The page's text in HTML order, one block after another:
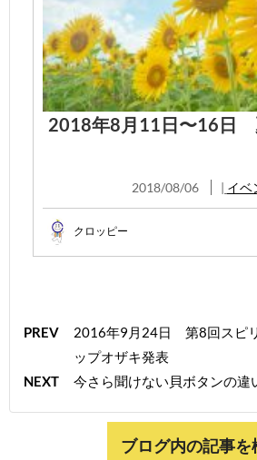
2018年8月11日〜16日
2018/08/06 | イベ
クロッピー
PREV
2016年9月24日 第8回スピ
ップオザキ発表
NEXT
今さら聞けない貝ボタンの違
ブログ内の記事を